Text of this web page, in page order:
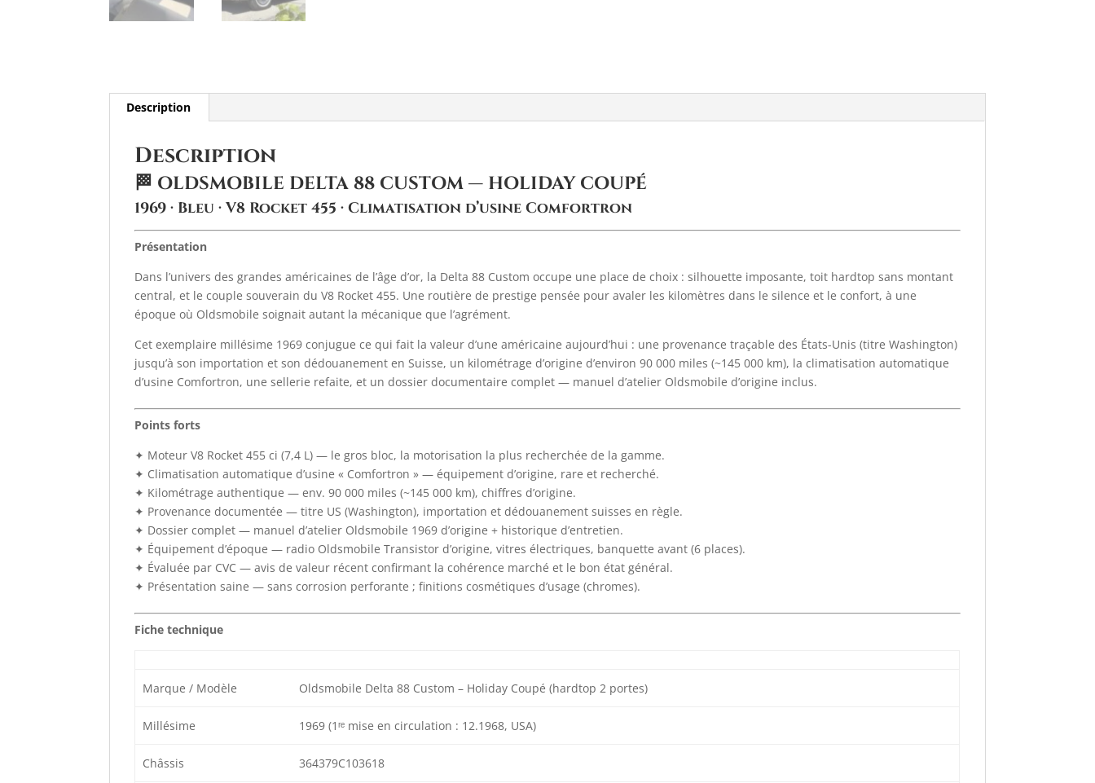
Description
Description
🏁 OLDSMOBILE DELTA 88 CUSTOM — HOLIDAY COUPÉ
1969 · Bleu · V8 Rocket 455 · Climatisation d’usine Comfortron
Présentation
Dans l’univers des grandes américaines de l’âge d’or, la Delta 88 Custom occupe une place de choix : silhouette imposante, toit hardtop sans montant
central, et le couple souverain du V8 Rocket 455. Une routière de prestige pensée pour avaler les kilomètres dans le silence et le confort, à une
époque où Oldsmobile soignait autant la mécanique que l’agrément.
Cet exemplaire millésime 1969 conjugue ce qui fait la valeur d’une américaine aujourd’hui : une provenance traçable des États-Unis (titre Washington)
jusqu’à son importation et son dédouanement en Suisse, un kilométrage d’origine d’environ 90 000 miles (~145 000 km), la climatisation automatique
d’usine Comfortron, une sellerie refaite, et un dossier documentaire complet — manuel d’atelier Oldsmobile d’origine inclus.
Points forts
✦ Moteur V8 Rocket 455 ci (7,4 L) — le gros bloc, la motorisation la plus recherchée de la gamme.
✦ Climatisation automatique d’usine « Comfortron » — équipement d’origine, rare et recherché.
✦ Kilométrage authentique — env. 90 000 miles (~145 000 km), chiffres d’origine.
✦ Provenance documentée — titre US (Washington), importation et dédouanement suisses en règle.
✦ Dossier complet — manuel d’atelier Oldsmobile 1969 d’origine + historique d’entretien.
✦ Équipement d’époque — radio Oldsmobile Transistor d’origine, vitres électriques, banquette avant (6 places).
✦ Évaluée par CVC — avis de valeur récent confirmant la cohérence marché et le bon état général.
✦ Présentation saine — sans corrosion perforante ; finitions cosmétiques d’usage (chromes).
Fiche technique
Marque / Modèle Oldsmobile Delta 88 Custom – Holiday Coupé (hardtop 2 portes)
Millésime 1969 (1ʳᵉ mise en circulation : 12.1968, USA)
Châssis 364379C103618